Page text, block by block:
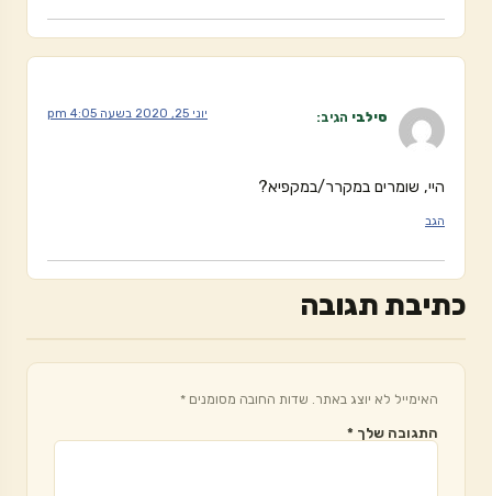
סילבי הגיב: יוני 25, 2020 בשעה 4:05 pm
היי, שומרים במקרר/במקפיא?
הגב
כתיבת תגובה
האימייל לא יוצג באתר. שדות החובה מסומנים *
התגובה שלך *